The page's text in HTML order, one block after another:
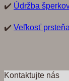
✔️ Údržba
✔️ Veľkosť prsteňa
Kontaktujte nás